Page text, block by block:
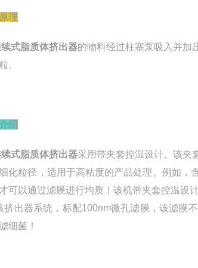
理
式脂质体挤出器的物料经过柱塞泵吸入并加
米粒。
绍
式脂质体挤出器采用带夹套控温设计。该夹
化粒径，适用于高粘度的产品处理。例如，
可以通过滤膜进行均质！该机带夹套控温设
出器系统，标配100nm微孔滤膜，该滤膜
细菌！